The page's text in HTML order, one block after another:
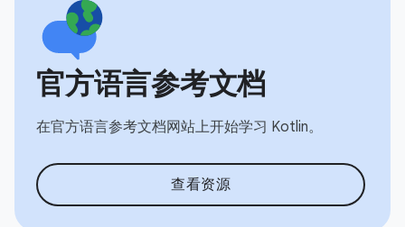
官方语言参考文档
在官方语言参考文档网站上开始学习 Kotlin。
查看资源